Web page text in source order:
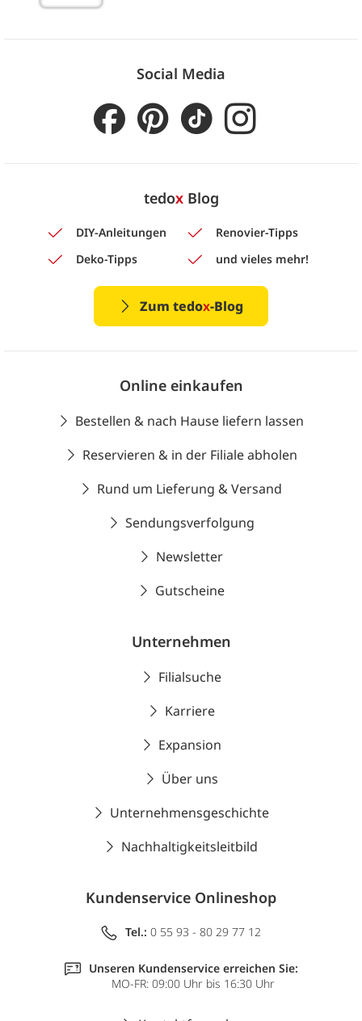
Social Media
tedoxBlog
DIY-Anleitungen
Renovier-Tipps
Deko-Tipps
und vieles mehr!
Zum tedox-Blog
Online einkaufen
Bestellen & nach Hause liefern lassen
Reservieren & in der Filiale abholen
Rund um Lieferung & Versand
Sendungsverfolgung
Newsletter
Gutscheine
Unternehmen
Filialsuche
Karriere
Expansion
Über uns
Unternehmensgeschichte
Nachhaltigkeitsleitbild
Kundenservice Onlineshop
Tel.: 0 55 93 - 80 29 77 12
Unseren Kundenservice erreichen Sie:
MO-FR: 09:00 Uhr bis 16:30 Uhr